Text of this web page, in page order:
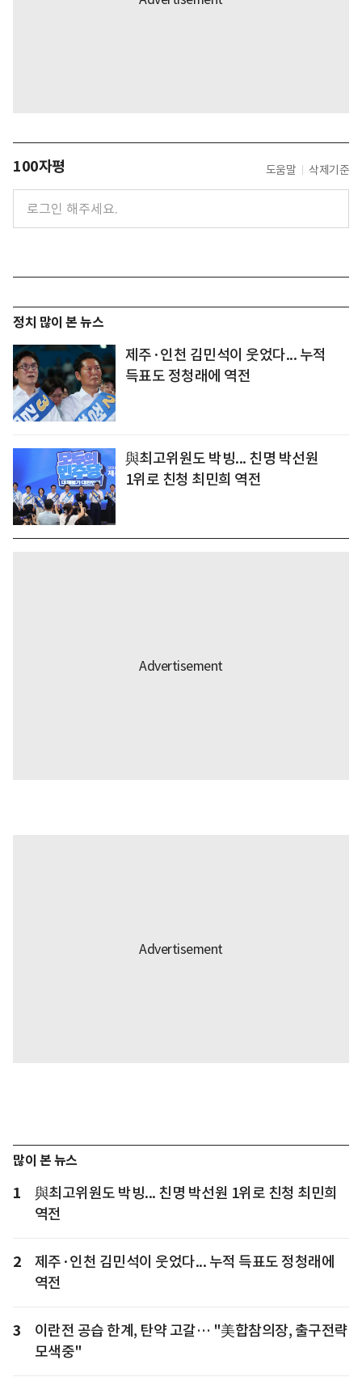
100자평 도움말 삭제기준
정치 많이 본 뉴스
제주·인천 김민석이 웃었다... 누적
득표도 정청래에 역전
與최고위원도 박빙... 친명 박선원
1위로 친청 최민희 역전
많이 본 뉴스
1
與최고위원도 박빙... 친명 박선원 1위로 친청 최민희
역전
2
제주·인천 김민석이 웃었다... 누적 득표도 정청래에
역전
3
이란전 공습 한계, 탄약 고갈… "美합참의장, 출구전략
모색중"